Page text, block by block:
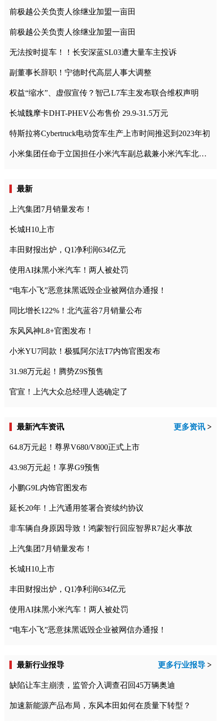
前极越公关负责人徐继业加盟一亩田
前极越公关负责人徐继业加盟一亩田
无法按时提车！！长安深蓝SL03遭大量车主投诉
副董事长辞职！宁德时代高层人事大调整
权益“缩水”、虚假宣传？智己L7车主发布联合维权声明
长城魏摩卡DHT-PHEV公布售价 29.9-31.5万元
特斯拉将Cybertruck电动货车生产上市时间推迟到2023年初
小米集团任命于立国担任小米汽车副总裁兼小米汽车北京总部政委
最新
上汽集团7月销量发布！
长城H10上市
丰田财报出炉，Q1净利润634亿元
使用AI抹黑小米汽车！两人被处罚
“电车小飞”恶意抹黑诋毁企业被网信办通报！
同比增长122%！北汽蓝谷7月销量公布
东风风神L8+官图发布！
小米YU7同款！极狐阿尔法T7内饰官图发布
31.98万元起！腾势Z9S预售
官宣！上汽大众总经理人选确定了
最新汽车资讯 更多资讯 >
64.8万元起！尊界V680/V800正式上市
43.98万元起！享界G9预售
小鹏G9L内饰官图发布
延长20年！上汽通用签署合资续约协议
非车辆自身原因导致！鸿蒙智行回应智界R7起火事故
上汽集团7月销量发布！
长城H10上市
丰田财报出炉，Q1净利润634亿元
使用AI抹黑小米汽车！两人被处罚
“电车小飞”恶意抹黑诋毁企业被网信办通报！
最新行业报导 更多行业报导 >
缺陷让车主崩溃，监管介入调查召回45万辆奥迪
加速新能源产品布局，东风本田如何在质量下转型？